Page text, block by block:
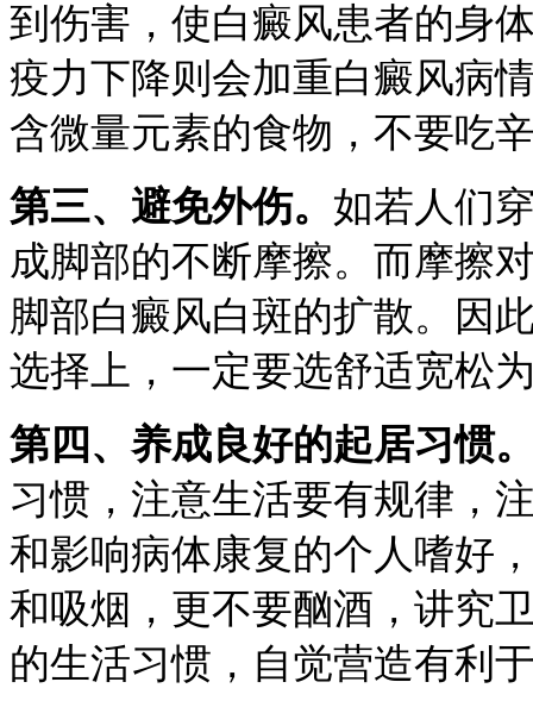
到伤害，使白癜风患者的身
疫力下降则会加重白癜风病
含微量元素的食物，不要吃
第三、避免外伤。 如若人们
成脚部的不断摩擦。而摩擦
脚部白癜风白斑的扩散。因
选择上，一定要选舒适宽松
第四、养成良好的起居习惯
习惯，注意生活要有规律，
和影响病体康复的个人嗜好
和吸烟，更不要酗酒，讲究
的生活习惯，自觉营造有利